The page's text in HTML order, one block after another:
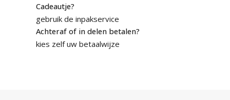
Cadeautje?
gebruik de inpakservice
Achteraf of in delen betalen?
kies zelf uw betaalwijze